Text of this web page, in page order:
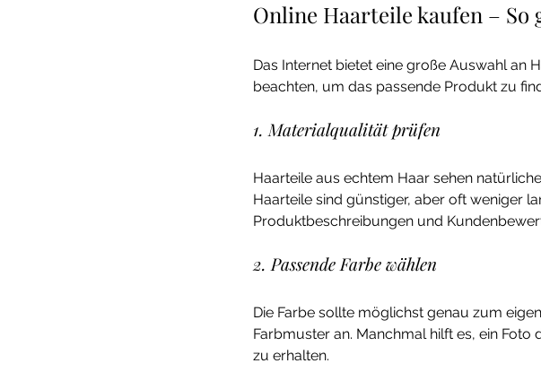
Online Haarteile kaufen – So
Das Internet bietet eine große Auswahl an
beachten, um das passende Produkt zu
1. Materialqualität prüfen
Haarteile aus echtem Haar sehen
Haarteile sind günstiger, aber oft weniger
Produktbeschreibungen und
2. Passende Farbe wählen
Die Farbe sollte möglichst genau zum
Farbmuster an. Manchmal hilft es, ein
zu erhalten.